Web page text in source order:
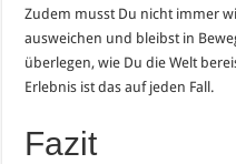
Zudem musst Du nicht immer
ausweichen und bleibst in
überlegen, wie Du die Welt
Erlebnis ist das auf jeden Fall.
Fazit